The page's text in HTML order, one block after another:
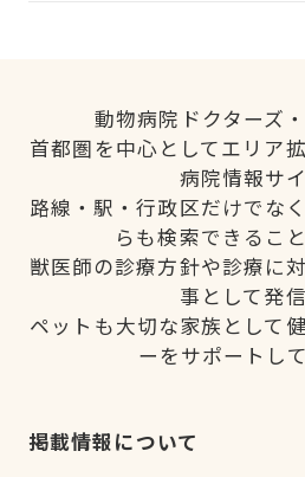
動物病院ドクターズ
首都圏を中心としてエリア
病院情報サイ
路線・駅・行政区だけでな
らも検索できるこ
獣医師の診療方針や診療に
事として発信
ペットも大切な家族として
ーをサポートして
掲載情報について